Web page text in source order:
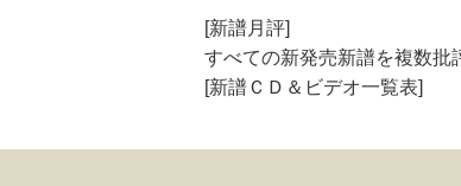
[新譜月評]
すべての新発売新譜を複数批
[新譜ＣＤ＆ビデオ一覧表]